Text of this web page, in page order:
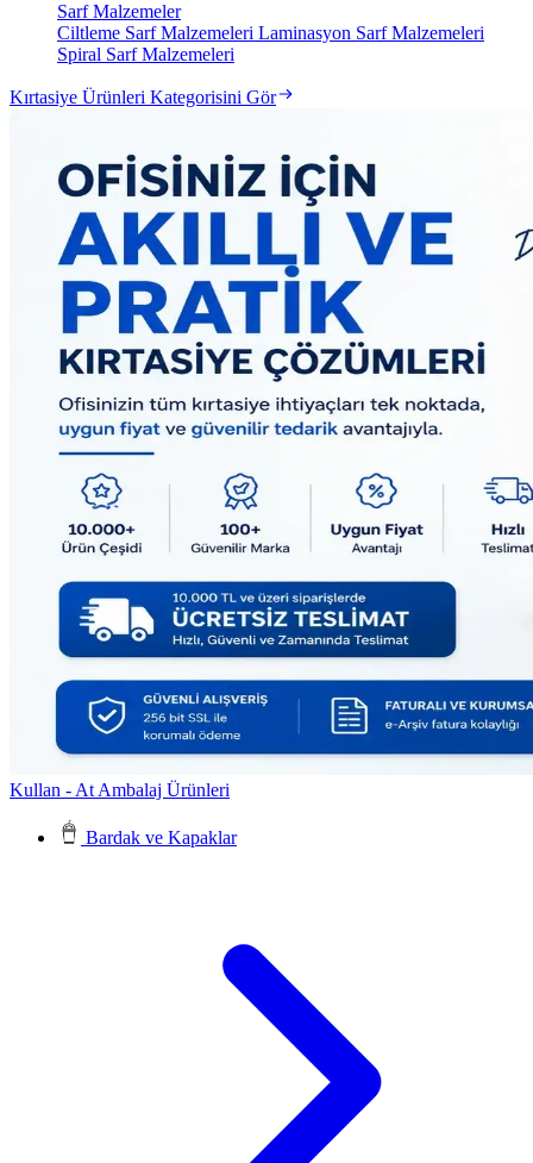
Sarf Malzemeler
Ciltleme Sarf Malzemeleri Laminasyon Sarf Malzemeleri
Spiral Sarf Malzemeleri
Kırtasiye Ürünleri Kategorisini Gör
Kullan - At Ambalaj Ürünleri
Bardak ve Kapaklar